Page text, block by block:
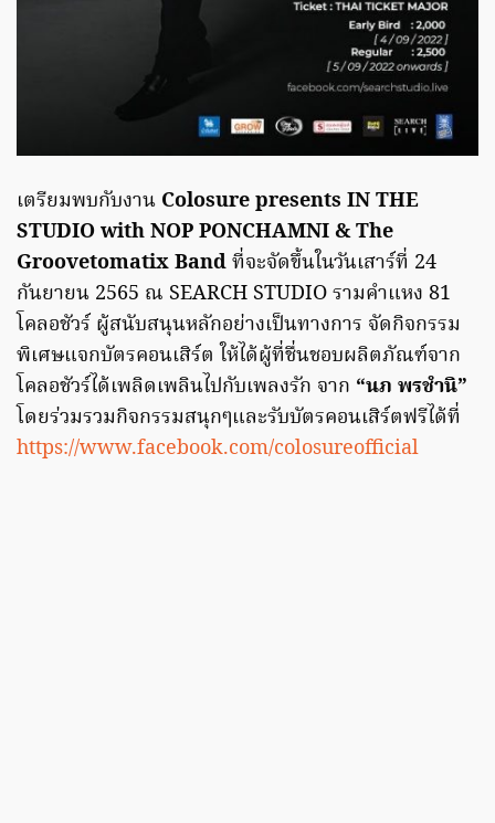
เตรียมพบกับงาน Colosure presents IN THE
STUDIO with NOP PONCHAMNI & The
Groovetomatix Bandที่จะจัดขึ้นในวันเสาร์ที่ 24
กันยายน 2565 ณ SEARCH STUDIO รามคำแหง 81
โคลอชัวร์ ผู้สนับสนุนหลักอย่างเป็นทางการ จัดกิจกรรม
พิเศษแจกบัตรคอนเสิร์ต ให้ได้ผู้ที่ชื่นชอบผลิตภัณฑ์จาก
โคลอชัวร์ได้เพลิดเพลินไปกับเพลงรัก จาก “นภ พรชำนิ”
โดยร่วมรวมกิจกรรมสนุกๆและรับบัตรคอนเสิร์ตฟรีได้ที่
https://www.facebook.com/colosureofficial